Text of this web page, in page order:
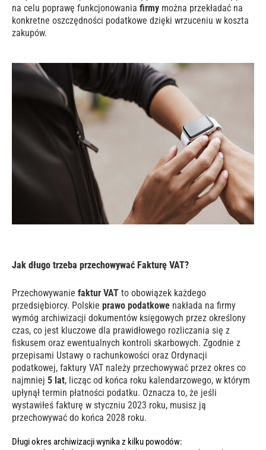
na celu poprawę funkcjonowania firmy można przekładać na
konkretne oszczędności podatkowe dzięki wrzuceniu w koszta
zakupów.
Jak długo trzeba przechowywać Fakturę VAT?
Przechowywanie faktur VAT to obowiązek każdego
przedsiębiorcy. Polskie prawo podatkowe nakłada na firmy
wymóg archiwizacji dokumentów księgowych przez określony
czas, co jest kluczowe dla prawidłowego rozliczania się z
fiskusem oraz ewentualnych kontroli skarbowych. Zgodnie z
przepisami Ustawy o rachunkowości oraz Ordynacji
podatkowej, faktury VAT należy przechowywać przez okres co
najmniej 5 lat, licząc od końca roku kalendarzowego, w którym
upłynął termin płatności podatku. Oznacza to, że jeśli
wystawiłeś fakturę w styczniu 2023 roku, musisz ją
przechowywać do końca 2028 roku.
Długi okres archiwizacji wynika z kilku powodów: